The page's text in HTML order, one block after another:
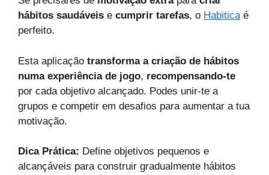
hábitos saudáveis e cumprir tarefas, o Habiticaé
perfeito.
Esta aplicação transforma a criação de hábitos
numa experiência de jogo, recompensando-te
por cada objetivo alcançado. Podes unir-te a
grupos e competir em desafios para aumentar a tua
motivação.
Dica Prática: Define objetivos pequenos e
alcançáveis para construir gradualmente hábitos